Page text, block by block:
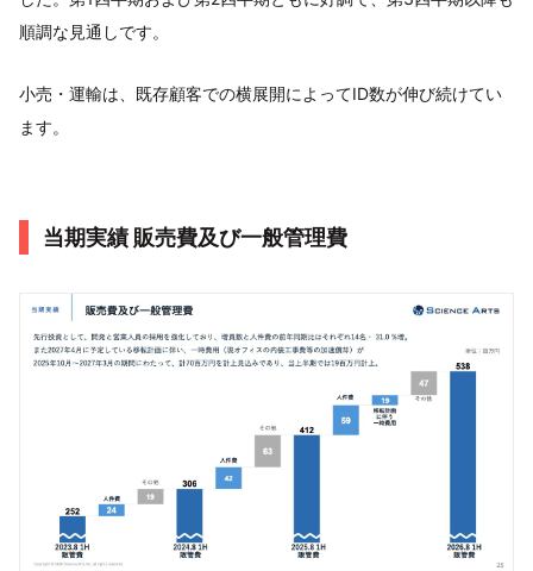
順調な見通しです。
小売・運輸は、既存顧客での横展開によってID数が伸び続けてい
ます。
当期実績 販売費及び一般管理費